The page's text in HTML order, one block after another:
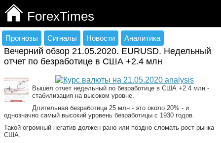
ForexTimes
Прогнозы Сигналы Новости Аналитика
Вечерний обзор 21.05.2020. EURUSD. Недельный
отчет по безработице в США +2.4 млн
Вышел отчет недельный по безработице в США +2.4 млн -
стабилизация на высоком уровне.
Длительная безработица 25 млн - это около 20% - и
однозначно самый высокий уровень безработицы с 1930 годов.
Такой огромный негатив должен рано или поздно сломать рост рынка
США.